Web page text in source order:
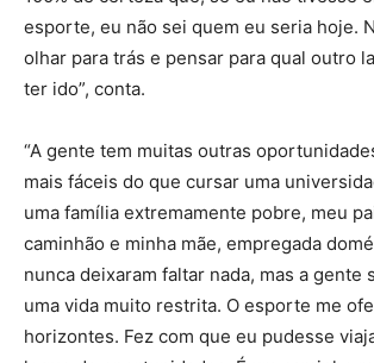
esporte, eu não sei quem eu seria hoje.
olhar para trás e pensar para qual outro
ter ido”, conta.
“A gente tem muitas outras
mais fáceis do que cursar uma
uma família extremamente pobre, meu
caminhão e minha mãe, empregada
nunca deixaram faltar nada, mas a gente
uma vida muito restrita. O esporte me
horizontes. Fez com que eu pudesse